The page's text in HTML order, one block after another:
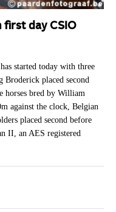
first day CSIO
started today with three
Broderick placed second
bred by William
against the clock, Belgian
placed second before
II, an AES registered